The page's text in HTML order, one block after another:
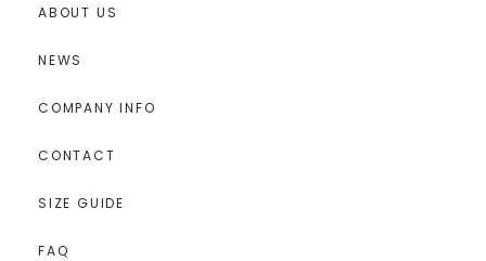
ABOUT US
NEWS
COMPANY INFO
CONTACT
SIZE GUIDE
FAQ